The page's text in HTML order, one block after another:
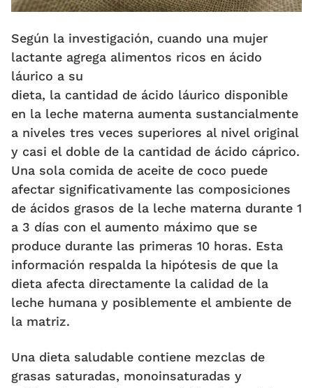
Según la investigación, cuando una mujer
lactante agrega alimentos ricos en ácido
láurico a su
dieta, la cantidad de ácido láurico disponible
en la leche materna aumenta sustancialmente
a niveles tres veces superiores al nivel original
y casi el doble de la cantidad de ácido cáprico.
Una sola comida de aceite de coco puede
afectar significativamente las composiciones
de ácidos grasos de la leche materna durante 1
a 3 días con el aumento máximo que se
produce durante las primeras 10 horas. Esta
información respalda la hipótesis de que la
dieta afecta directamente la calidad de la
leche humana y posiblemente el ambiente de
la matriz.
Una dieta saludable contiene mezclas de
grasas saturadas, monoinsaturadas y